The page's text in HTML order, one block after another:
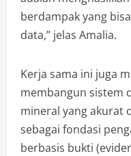
berdampak yang
data,” jelas Amalia.
Kerja sama ini juga
membangun sistem
mineral yang akurat
sebagai fondasi
berbasis bukti